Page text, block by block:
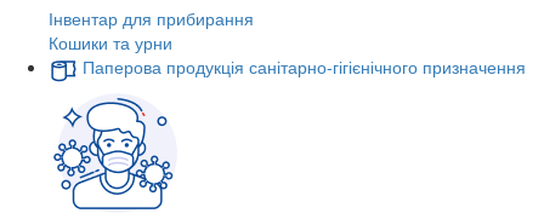
Інвентар для прибирання
Кошики та урни
Паперова продукція санітарно-гігієнічного призначення